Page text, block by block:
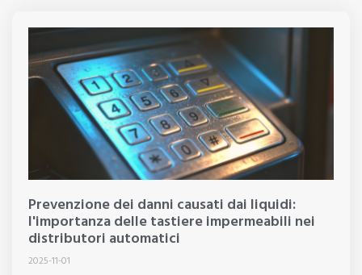
Prevenzione dei danni causati dai liquidi:
l'importanza delle tastiere impermeabili nei
distributori automatici
2025-11-01